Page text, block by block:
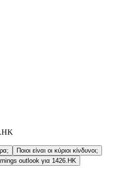
Ποιοι είναι οι κύριοι κίνδυνοι;
outlook για 1426.HK